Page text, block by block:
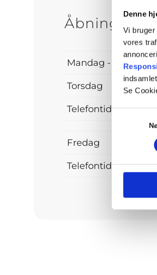
Denne
Vi
vores
Se
Åbningstider
Mandag - Onsdag
Torsdag
Telefontid
Fredag
Telefontid